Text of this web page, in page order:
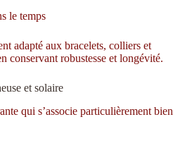
le temps
adapté aux bracelets, colliers et
conservant robustesse et longévité.
et solaire
qui s’associe particulièrement bien